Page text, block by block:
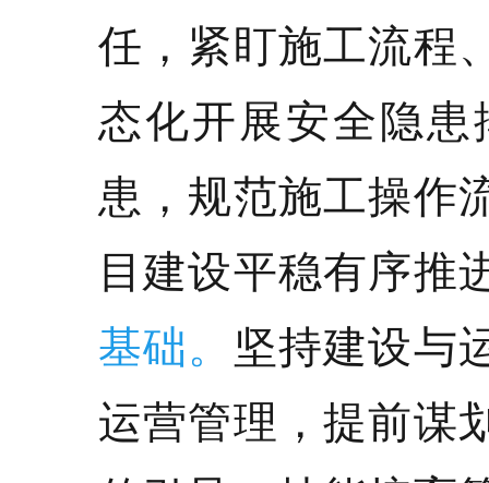
任，紧盯施工流程
态化开展安全隐
患，规范施工操作
目建设平稳有序推
基础。 坚持建设与
运营管理，提前谋